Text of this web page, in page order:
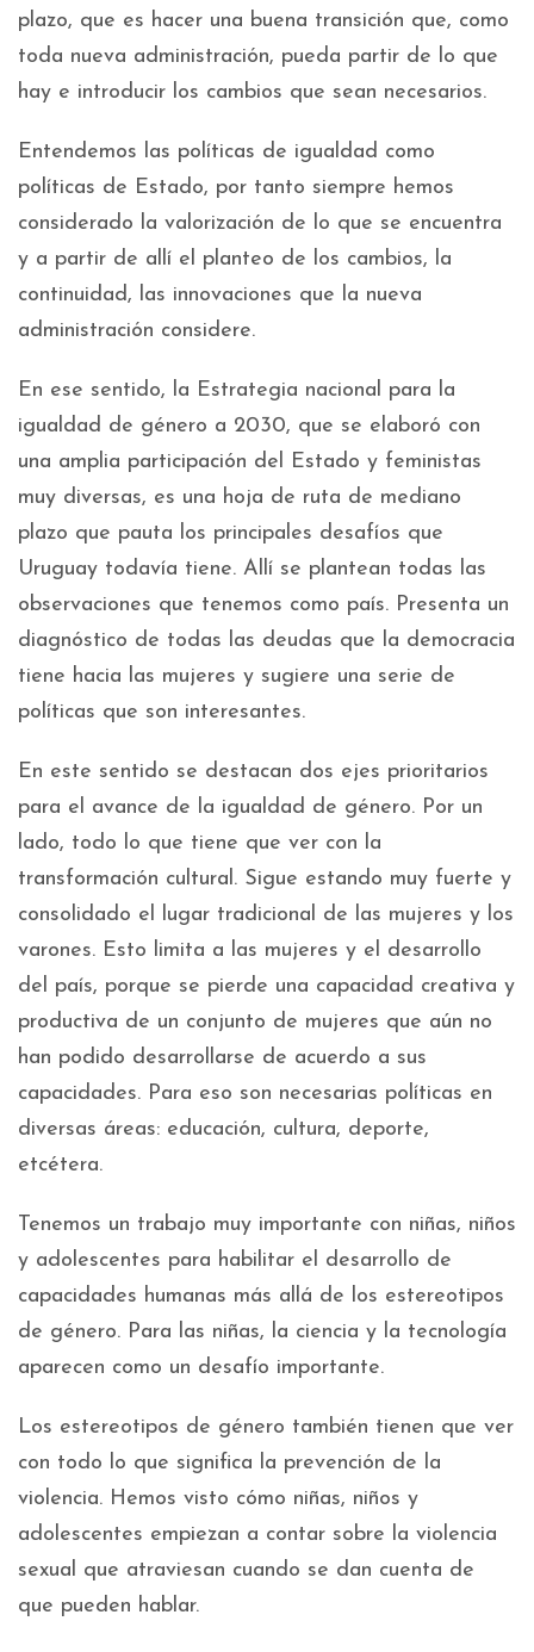
plazo, que es hacer una buena transición que, como
toda nueva administración, pueda partir de lo que
hay e introducir los cambios que sean necesarios.
Entendemos las políticas de igualdad como
políticas de Estado, por tanto siempre hemos
considerado la valorización de lo que se encuentra
y a partir de allí el planteo de los cambios, la
continuidad, las innovaciones que la nueva
administración considere.
En ese sentido, la Estrategia nacional para la
igualdad de género a 2030, que se elaboró con
una amplia participación del Estado y feministas
muy diversas, es una hoja de ruta de mediano
plazo que pauta los principales desafíos que
Uruguay todavía tiene. Allí se plantean todas las
observaciones que tenemos como país. Presenta un
diagnóstico de todas las deudas que la democracia
tiene hacia las mujeres y sugiere una serie de
políticas que son interesantes.
En este sentido se destacan dos ejes prioritarios
para el avance de la igualdad de género. Por un
lado, todo lo que tiene que ver con la
transformación cultural. Sigue estando muy fuerte y
consolidado el lugar tradicional de las mujeres y los
varones. Esto limita a las mujeres y el desarrollo
del país, porque se pierde una capacidad creativa y
productiva de un conjunto de mujeres que aún no
han podido desarrollarse de acuerdo a sus
capacidades. Para eso son necesarias políticas en
diversas áreas: educación, cultura, deporte,
etcétera.
Tenemos un trabajo muy importante con niñas, niños
y adolescentes para habilitar el desarrollo de
capacidades humanas más allá de los estereotipos
de género. Para las niñas, la ciencia y la tecnología
aparecen como un desafío importante.
Los estereotipos de género también tienen que ver
con todo lo que significa la prevención de la
violencia. Hemos visto cómo niñas, niños y
adolescentes empiezan a contar sobre la violencia
sexual que atraviesan cuando se dan cuenta de
que pueden hablar.